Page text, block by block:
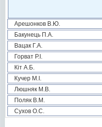
Арешонков В.Ю.
Бакунець П.А.
Вацак Г.А.
Горват Р.І.
Кіт А.Б.
Кучер М.І.
Люшняк М.В.
Поляк В.М.
Сухов О.С.